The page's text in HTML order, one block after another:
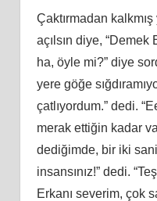
Çaktırmadan
açılsın diye,
ha, öyle mi?” diye
yere göğe
çatlıyordum.” dedi.
merak ettiğin kadar
dediğimde, bir iki
insansınız!” dedi.
Erkanı severim, çok